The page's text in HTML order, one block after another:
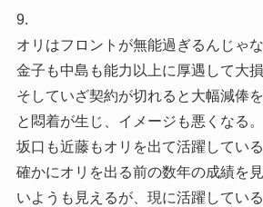
9.
オリはフロントが無能過ぎるんじゃ
金子も中島も能力以上に厚遇して大損
そしていざ契約が切れると大幅減俸
と悶着が生じ、イメージも悪くなる。
坂口も近藤もオリを出て活躍している
確かにオリを出る前の数年の成績を
いようも見えるが、現に活躍してい